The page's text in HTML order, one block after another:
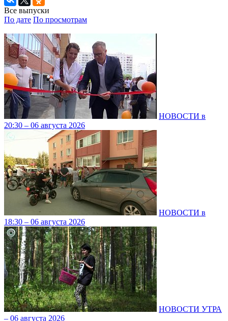
Все выпуски
По дате По просмотрам
НОВОСТИ в
20:30 – 06 августа 2026
НОВОСТИ в
18:30 – 06 августа 2026
НОВОСТИ УТРА
– 06 августа 2026